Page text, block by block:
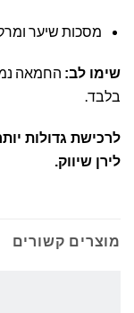
מסכות שיער
שימו לב: החמאה
בלבד.
לרכישת גדולות
לירן שיווק.
מוצרים קשורים